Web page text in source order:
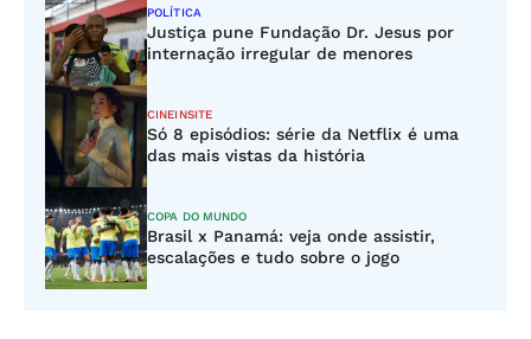
POLÍTICA
Justiça pune Fundação Dr. Jesus por
internação irregular de menores
CINEINSITE
Só 8 episódios: série da Netflix é uma
das mais vistas da história
COPA DO MUNDO
Brasil x Panamá: veja onde assistir,
escalações e tudo sobre o jogo